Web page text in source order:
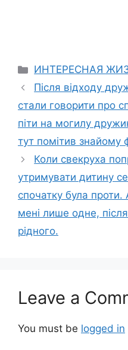
Categories
ИНТЕРЕСНАЯ
Після відходу
стали говорити про
піти на могилу
тут помітив знайому
Коли свекруха
утримувати дитину
спочатку була
мені лише одне,
рідного.
Leave a
You must be logged in